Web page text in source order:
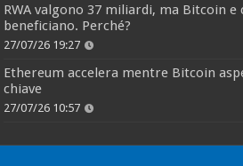
RWA valgono 37 miliardi, ma Bitcoin
beneficiano. Perché?
27/07/26 19:27
Ethereum accelera mentre Bitcoin
chiave
27/07/26 10:57